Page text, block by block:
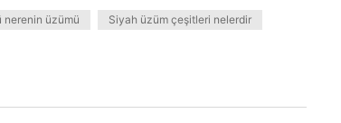
nerenin üzümü Siyah üzüm çeşitleri nelerdir